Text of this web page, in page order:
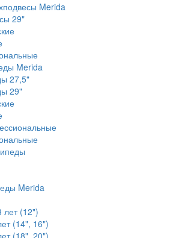
Merida
29"
Merida
27,5"
29"
Merida
лет (12")
(14", 16")